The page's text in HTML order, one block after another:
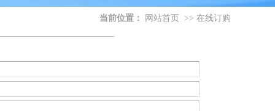
当前位置： 网站首页 >> 在线订购